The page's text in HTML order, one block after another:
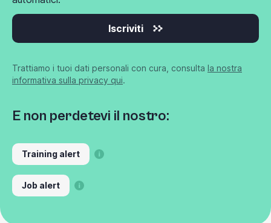
Iscriviti
Trattiamo i tuoi dati personali con cura, consulta la nostra
informativa sulla privacy qui.
E non perdetevi il nostro:
Training alert
Job alert